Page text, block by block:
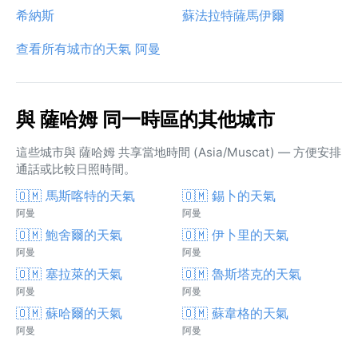
希納斯
蘇法拉特薩馬伊爾
查看所有城市的天氣 阿曼
與 薩哈姆 同一時區的其他城市
這些城市與 薩哈姆 共享當地時間 (Asia/Muscat) — 方便安排
通話或比較日照時間。
🇴🇲 馬斯喀特的天氣
阿曼
🇴🇲 錫卜的天氣
阿曼
🇴🇲 鮑舍爾的天氣
阿曼
🇴🇲 伊卜里的天氣
阿曼
🇴🇲 塞拉萊的天氣
阿曼
🇴🇲 魯斯塔克的天氣
阿曼
🇴🇲 蘇哈爾的天氣
阿曼
🇴🇲 蘇韋格的天氣
阿曼